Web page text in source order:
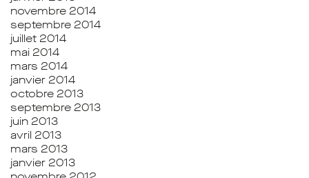
novembre 2014
septembre 2014
juillet 2014
mai 2014
mars 2014
janvier 2014
octobre 2013
septembre 2013
juin 2013
avril 2013
mars 2013
janvier 2013